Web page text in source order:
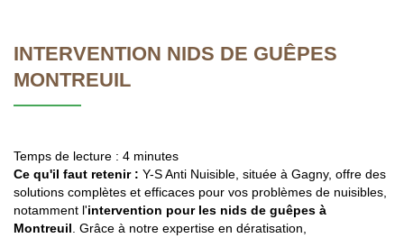
INTERVENTION NIDS DE GUÊPES
MONTREUIL
Temps de lecture : 4 minutes
Ce qu'il faut retenir : Y-S Anti Nuisible, située à Gagny, offre des
solutions complètes et efficaces pour vos problèmes de nuisibles,
notamment l'intervention pour les nids de guêpes à
Montreuil. Grâce à notre expertise en dératisation,